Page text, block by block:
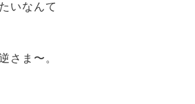
いなんて
さま〜。